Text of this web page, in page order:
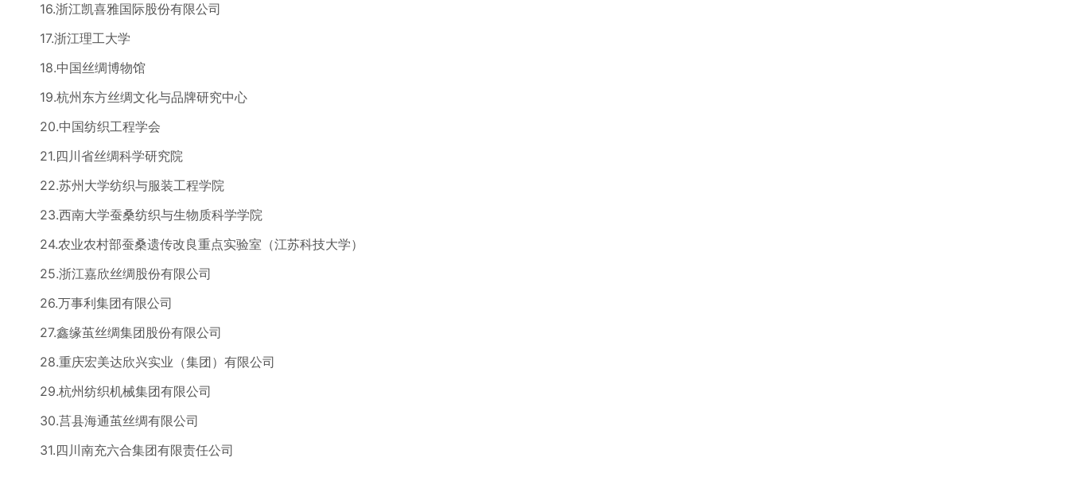
16.浙江凯喜雅国际股份有限公司
17.浙江理工大学
18.中国丝绸博物馆
19.杭州东方丝绸文化与品牌研究中心
20.中国纺织工程学会
21.四川省丝绸科学研究院
22.苏州大学纺织与服装工程学院
23.西南大学蚕桑纺织与生物质科学学院
24.农业农村部蚕桑遗传改良重点实验室（江苏科技大学）
25.浙江嘉欣丝绸股份有限公司
26.万事利集团有限公司
27.鑫缘茧丝绸集团股份有限公司
28.重庆宏美达欣兴实业（集团）有限公司
29.杭州纺织机械集团有限公司
30.莒县海通茧丝绸有限公司
31.四川南充六合集团有限责任公司